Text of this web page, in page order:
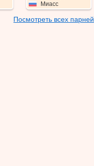
Миасс
Посмотреть всех парней